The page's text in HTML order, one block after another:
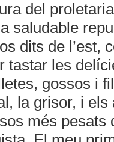
del
saludable
dits de l’est,
tastar les
gossos i
la grisor, i
més pesats